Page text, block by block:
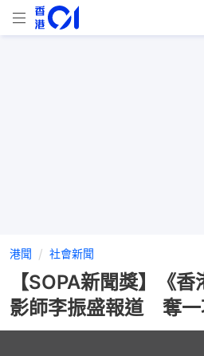
港聞 社會新聞
【SOPA新聞獎】《
影師李振盛報道 奪一